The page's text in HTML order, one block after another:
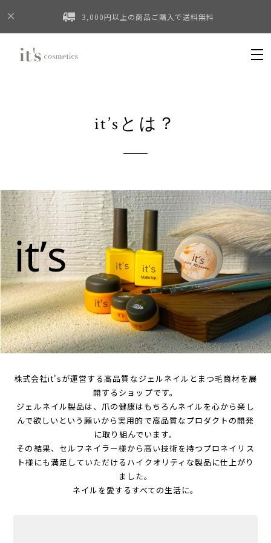
3,000円以上の商品ご購入で送料無料
it’sとは？
株式会社it'sが運営する高品質なジェルネイルとまつ毛商材を展
開するショップです。
ジェルネイル製品は、爪の健康はもちろんネイルを心から楽し
んで欲しいという願いから実用的で高品質なプロダクトの開発
に取り組んでいます。
その結果、セルフネイラー様から高い技術を持つプロネイリス
ト様にも満足していただけるハイクオリティな製品に仕上がり
ました。
ネイルを愛するすべての生活に。